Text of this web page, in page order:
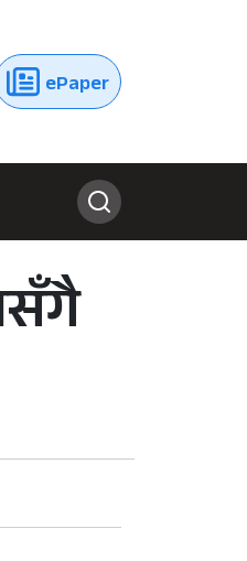
ePaper